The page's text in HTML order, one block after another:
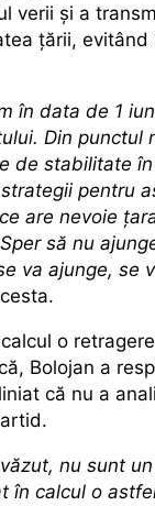
verii și a
țării, evitând
în data de 1
Din punctul
de stabilitate
pentru
are nevoie
să nu
va ajunge, se
o
Bolojan a
că nu a
nu sunt
în calcul o